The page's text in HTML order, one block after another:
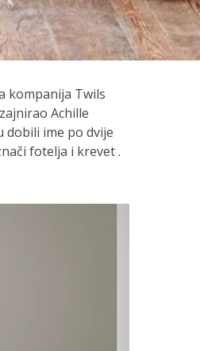
kompanija Twils
Achille
dobili ime po dvije
fotelja i krevet .